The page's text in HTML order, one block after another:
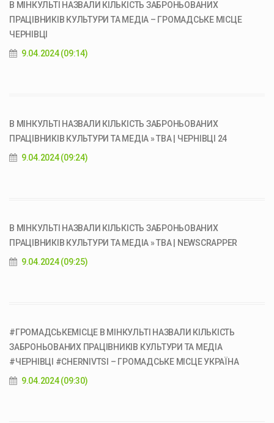
В МІНКУЛЬТІ НАЗВАЛИ КІЛЬКІСТЬ ЗАБРОНЬОВАНИХ
ПРАЦІВНИКІВ КУЛЬТУРИ ТА МЕДІА – ГРОМАДСЬКЕ МІСЦЕ
ЧЕРНІВЦІ
9.04.2024 (09:14)
В МІНКУЛЬТІ НАЗВАЛИ КІЛЬКІСТЬ ЗАБРОНЬОВАНИХ
ПРАЦІВНИКІВ КУЛЬТУРИ ТА МЕДІА » ТВА | ЧЕРНІВЦІ 24
9.04.2024 (09:24)
В МІНКУЛЬТІ НАЗВАЛИ КІЛЬКІСТЬ ЗАБРОНЬОВАНИХ
ПРАЦІВНИКІВ КУЛЬТУРИ ТА МЕДІА » ТВА | NEWSCRAPPER
9.04.2024 (09:25)
#ГРОМАДСЬКЕМІСЦЕ В МІНКУЛЬТІ НАЗВАЛИ КІЛЬКІСТЬ
ЗАБРОНЬОВАНИХ ПРАЦІВНИКІВ КУЛЬТУРИ ТА МЕДІА
#ЧЕРНІВЦІ #CHERNIVTSI – ГРОМАДСЬКЕ МІСЦЕ УКРАЇНА
9.04.2024 (09:30)